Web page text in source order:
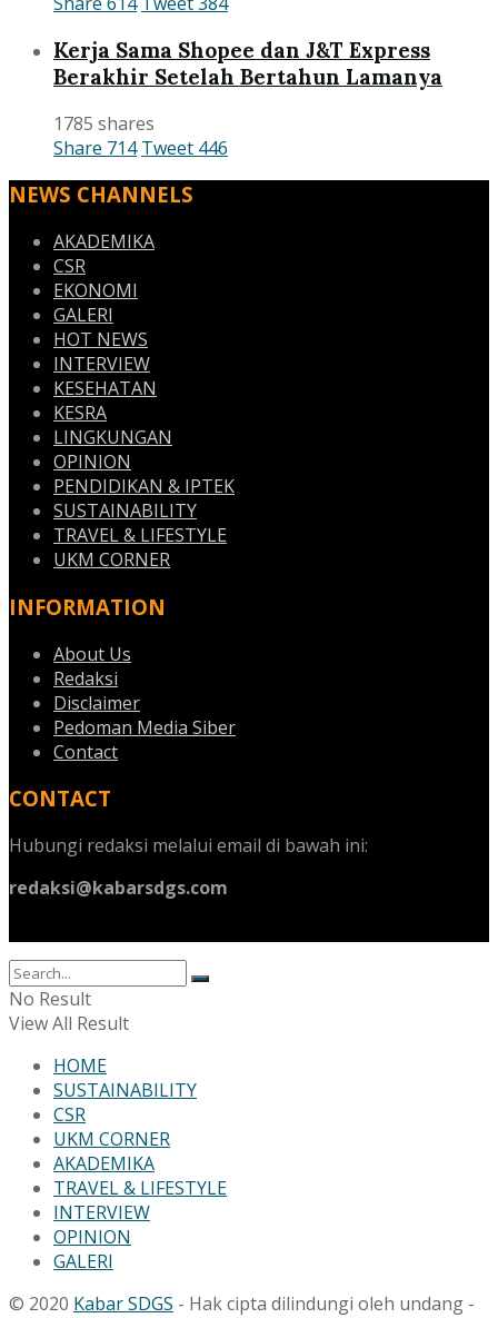
Kerja Sama Shopee dan J&T Express
Berakhir Setelah Bertahun Lamanya
1785 shares
Share 714 Tweet 446
NEWS CHANNELS
AKADEMIKA
CSR
EKONOMI
GALERI
HOT NEWS
INTERVIEW
KESEHATAN
KESRA
LINGKUNGAN
OPINION
PENDIDIKAN & IPTEK
SUSTAINABILITY
TRAVEL & LIFESTYLE
UKM CORNER
INFORMATION
About Us
Redaksi
Disclaimer
Pedoman Media Siber
Contact
CONTACT
Hubungi redaksi melalui email di bawah ini:
redaksi@kabarsdgs.com
No Result
View All Result
HOME
SUSTAINABILITY
CSR
UKM CORNER
AKADEMIKA
TRAVEL & LIFESTYLE
INTERVIEW
OPINION
GALERI
© 2020 Kabar SDGS - Hak cipta dilindungi oleh undang -